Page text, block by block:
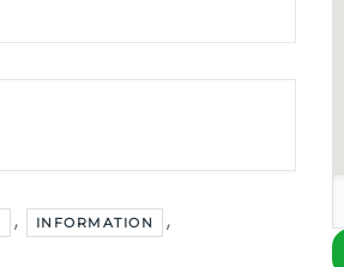
, INFORMATION ,